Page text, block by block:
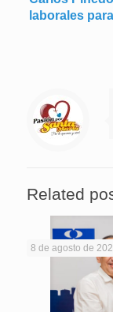
laborales
Related
8 de agosto de